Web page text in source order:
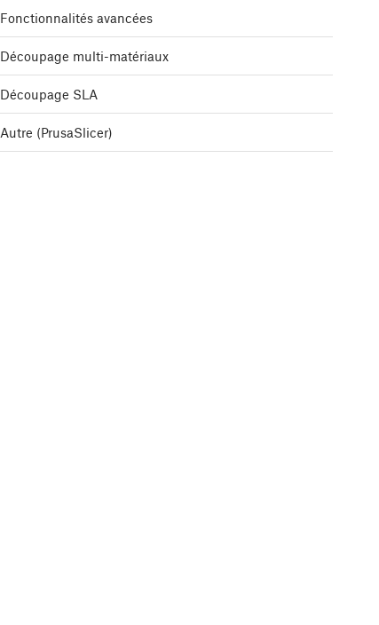
Fonctionnalités avancées
Découpage multi-matériaux
Découpage SLA
Autre (PrusaSlicer)